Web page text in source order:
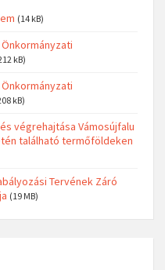
(14 kB)
kB)
kB)
végrehajtása Vámosújfalu
található termőföldeken
Tervének Záró
(19 MB)